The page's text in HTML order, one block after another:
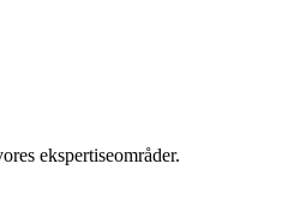
ekspertiseområder.